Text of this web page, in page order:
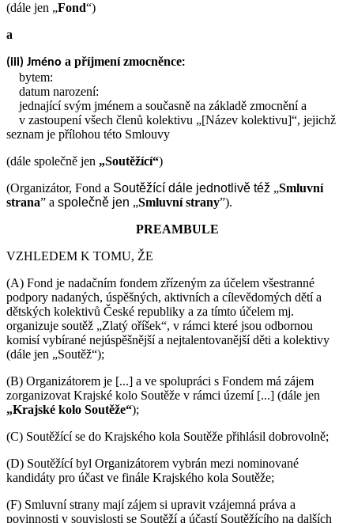
(dále jen „Fond“)
a
(iii) Jméno a příjmení zmocněnce:
bytem:
datum narození:
jednající svým jménem a současně na základě zmocnění a
v zastoupení všech členů kolektivu „[Název kolektivu]“, jejichž
seznam je přílohou této Smlouvy
(dále společně jen „Soutěžící“)
(Organizátor, Fond a Soutěžící dále jednotlivě též „Smluvní
strana” a společně jen „Smluvní strany”).
PREAMBULE
VZHLEDEM K TOMU, ŽE
(A) Fond je nadačním fondem zřízeným za účelem všestranné
podpory nadaných, úspěšných, aktivních a cílevědomých dětí a
dětských kolektivů České republiky a za tímto účelem mj.
organizuje soutěž „Zlatý oříšek“, v rámci které jsou odbornou
komisí vybírané nejúspěšnější a nejtalentovanější děti a kolektivy
(dále jen „Soutěž“);
(B) Organizátorem je [...] a ve spolupráci s Fondem má zájem
zorganizovat Krajské kolo Soutěže v rámci území [...] (dále jen
„Krajské kolo Soutěže“);
(C) Soutěžící se do Krajského kola Soutěže přihlásil dobrovolně;
(D) Soutěžící byl Organizátorem vybrán mezi nominované
kandidáty pro účast ve finále Krajského kola Soutěže;
(F) Smluvní strany mají zájem si upravit vzájemná práva a
povinnosti v souvislosti se Soutěží a účastí Soutěžícího na dalších